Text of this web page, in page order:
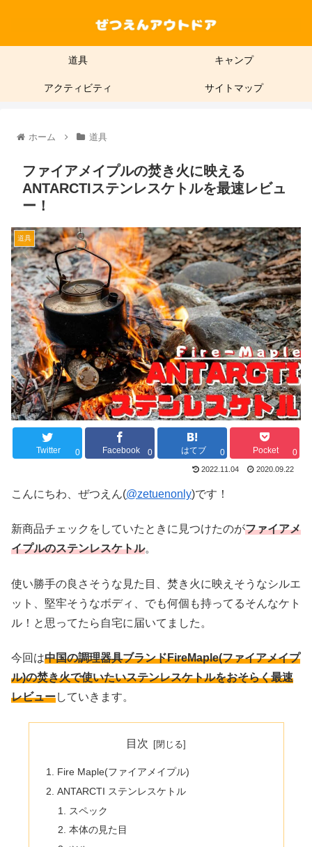
道具 キャンプ
アクティビティ サイトマップ
ホーム 道具
ファイアメイプルの焚き火に映える
ANTARCTIステンレスケトルを最速レビュ
ー！
道具
Twitter 0 Facebook 0 はてブ 0 Pocket 0
2022.11.04 2020.09.22
こんにちわ、ぜつえん(@zetuenonly)です！
新商品チェックをしていたときに見つけたのがファイアメ
イプルのステンレスケトル。
使い勝手の良さそうな見た目、焚き火に映えそうなシルエ
ット、堅牢そうなボディ、でも何個も持ってるそんなケト
ル！と思ってたら自宅に届いてました。
今回は中国の調理器具ブランドFireMaple(ファイアメイプ
ル)の焚き火で使いたいステンレスケトルをおそらく最速
レビューしていきます。
目次
Fire Maple(ファイアメイプル)
ANTARCTI ステンレスケトル
スペック
本体の見た目